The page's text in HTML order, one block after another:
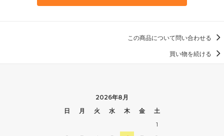
この商品について問い合わせる
買い物を続ける
2026年8月
日
月 火 水 木 金
土
1